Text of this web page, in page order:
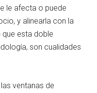
le afecta o puede
y alinearla con la
esta doble
son cualidades
ventanas de